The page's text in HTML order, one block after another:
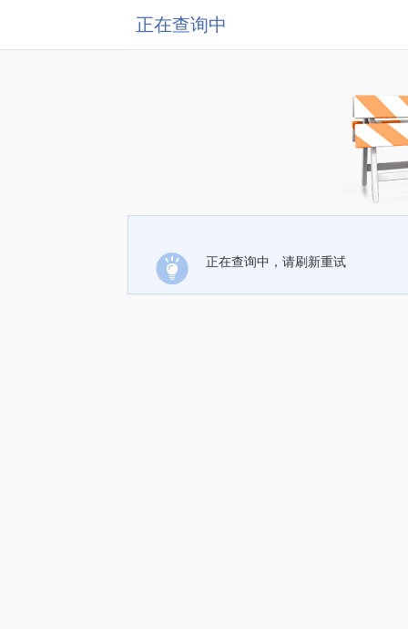
正在查询中
正在查询中，请刷新重试